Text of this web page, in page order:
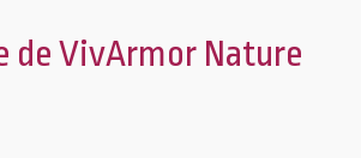
de VivArmor Nature